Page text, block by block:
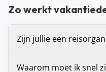
Zo werkt
Zijn jullie een
Waarom moet ik snel